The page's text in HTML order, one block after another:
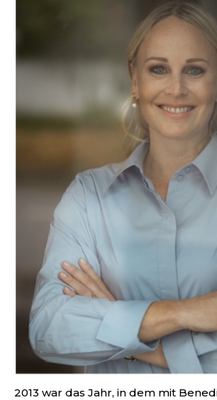
2013 war das Jahr, in dem mit